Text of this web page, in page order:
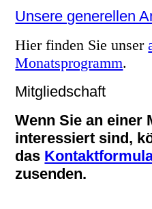
Unsere generellen
Hier finden Sie unser
Monatsprogramm.
Mitgliedschaft
Wenn Sie an einer
interessiert sind,
das
zusenden.